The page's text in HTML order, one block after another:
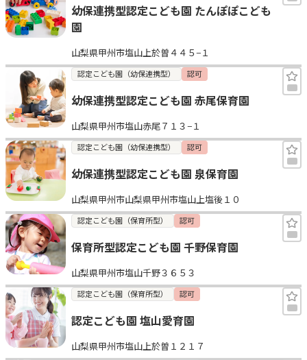
幼保連携型認定こども園 たんぽぽこども
園
山梨県甲州市塩山上於曽４４５−１
認定こども園（幼保連携型） 認可
幼保連携型認定こども園 赤尾保育園
山梨県甲州市塩山赤尾７１３−１
認定こども園（幼保連携型） 認可
幼保連携型認定こども園 泉保育園
山梨県甲州市山梨県甲州市塩山上塩後１０
認定こども園（保育所型） 認可
保育所型認定こども園 千野保育園
山梨県甲州市塩山千野３６５３
認定こども園（保育所型） 認可
認定こども園 塩山愛育園
山梨県甲州市塩山上於曽１２１７